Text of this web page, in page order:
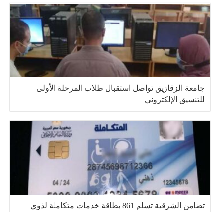
جامعة الزقازيق تواصل استقبال طلاب المرحلة الأولى
للتنسيق الإلكتروني
تضامن الشرقية تسلم 861 بطاقة خدمات متكاملة لذوي